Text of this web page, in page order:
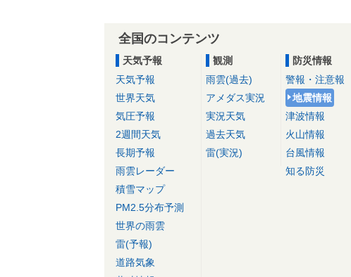
全国のコンテンツ
天気予報
天気予報
世界天気
気圧予報
2週間天気
長期予報
雨雲レーダー
積雪マップ
PM2.5分布予測
世界の雨雲
雷(予報)
道路気象
観測
雨雲(過去)
アメダス実況
実況天気
過去天気
雷(実況)
防災情報
警報・注意報
地震情報
津波情報
火山情報
台風情報
知る防災